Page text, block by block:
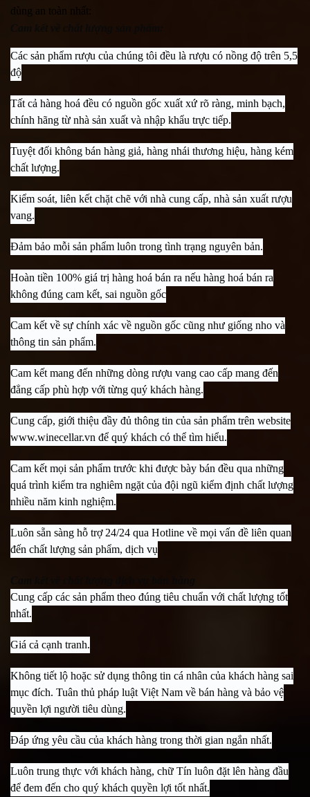
dùng an toàn nhất:
Các sản phẩm rượu của chúng tôi đều là rượu có nồng độ trên 5,5
độ
Tất cả hàng hoá đều có nguồn gốc xuất xứ rõ ràng, minh bạch,
chính hãng từ nhà sản xuất và nhập khẩu trực tiếp.
Tuyệt đối không bán hàng giả, hàng nhái thương hiệu, hàng kém
chất lượng.
Kiểm soát, liên kết chặt chẽ với nhà cung cấp, nhà sản xuất rượu
vang.
Đảm bảo mỗi sản phẩm luôn trong tình trạng nguyên bản.
Hoàn tiền 100% giá trị hàng hoá bán ra nếu hàng hoá bán ra
không đúng cam kết, sai nguồn gốc
Cam kết về sự chính xác về nguồn gốc cũng như giống nho và
thông tin sản phẩm.
Cam kết mang đến những dòng rượu vang cao cấp mang đến
đẳng cấp phù hợp với từng quý khách hàng.
Cung cấp, giới thiệu đầy đủ thông tin của sản phẩm trên website
www.winecellar.vn để quý khách có thể tìm hiểu.
Cam kết mọi sản phẩm trước khi được bày bán đều qua những
quá trình kiểm tra nghiêm ngặt của đội ngũ kiểm định chất lượng
nhiều năm kinh nghiệm.
Luôn sẵn sàng hỗ trợ 24/24 qua Hotline về mọi vấn đề liên quan
đến chất lượng sản phẩm, dịch vụ
Cung cấp các sản phẩm theo đúng tiêu chuẩn với chất lượng tốt
nhất.
Giá cả cạnh tranh.
Không tiết lộ hoặc sử dụng thông tin cá nhân của khách hàng sai
mục đích. Tuân thủ pháp luật Việt Nam về bán hàng và bảo vệ
quyền lợi người tiêu dùng.
Đáp ứng yêu cầu của khách hàng trong thời gian ngắn nhất.
Luôn trung thực với khách hàng, chữ Tín luôn đặt lên hàng đầu
để đem đến cho quý khách quyền lợi tốt nhất.